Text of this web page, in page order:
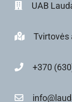
UAB
Tvirtovės
+370